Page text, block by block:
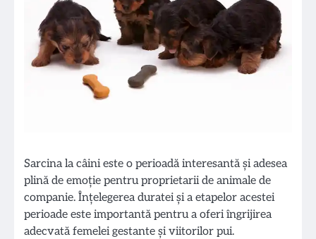
Sarcina la câini este o perioadă interesantă și adesea
plină de emoție pentru proprietarii de animale de
companie. Înțelegerea duratei și a etapelor acestei
perioade este importantă pentru a oferi îngrijirea
adecvată femelei gestante și viitorilor pui.